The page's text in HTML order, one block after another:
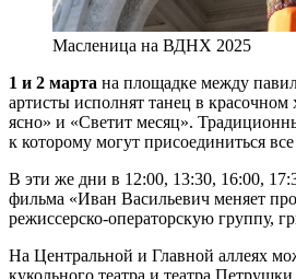
Масленица на ВДНХ 2025
1 и 2 марта на площадке между
артисты исполнят танец в
ясно» и «Светит месяц».
к которому могут присоединиться
В эти же дни в 12:00, 13:30, 16:00,
фильма «Иван Васильевич меняет
режиссерско-операторскую группу,
На Центральной и Главной аллеях
кукольного театра и театра